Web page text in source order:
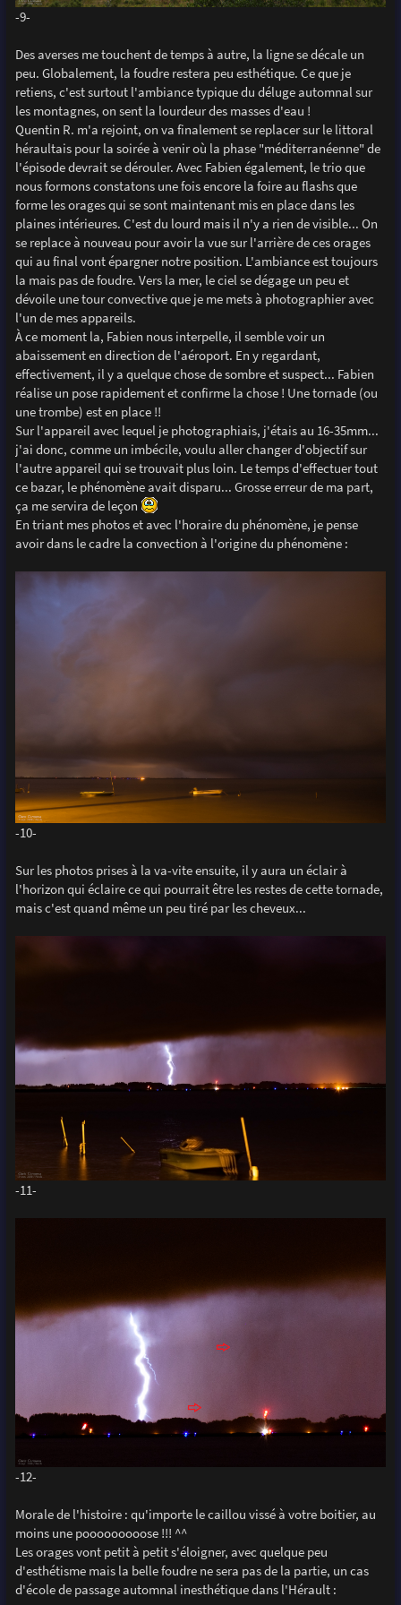
-9-
Des averses me touchent de temps à autre, la ligne se décale un
peu. Globalement, la foudre restera peu esthétique. Ce que je
retiens, c'est surtout l'ambiance typique du déluge automnal sur
les montagnes, on sent la lourdeur des masses d'eau !
Quentin R. m'a rejoint, on va finalement se replacer sur le littoral
héraultais pour la soirée à venir où la phase "méditerranéenne" de
l'épisode devrait se dérouler. Avec Fabien également, le trio que
nous formons constatons une fois encore la foire au flashs que
forme les orages qui se sont maintenant mis en place dans les
plaines intérieures. C'est du lourd mais il n'y a rien de visible... On
se replace à nouveau pour avoir la vue sur l'arrière de ces orages
qui au final vont épargner notre position. L'ambiance est toujours
la mais pas de foudre. Vers la mer, le ciel se dégage un peu et
dévoile une tour convective que je me mets à photographier avec
l'un de mes appareils.
À ce moment la, Fabien nous interpelle, il semble voir un
abaissement en direction de l'aéroport. En y regardant,
effectivement, il y a quelque chose de sombre et suspect... Fabien
réalise un pose rapidement et confirme la chose ! Une tornade (ou
une trombe) est en place !!
Sur l'appareil avec lequel je photographiais, j'étais au 16-35mm...
j'ai donc, comme un imbécile, voulu aller changer d'objectif sur
l'autre appareil qui se trouvait plus loin. Le temps d'effectuer tout
ce bazar, le phénomène avait disparu... Grosse erreur de ma part,
ça me servira de leçon
En triant mes photos et avec l'horaire du phénomène, je pense
avoir dans le cadre la convection à l'origine du phénomène :
-10-
Sur les photos prises à la va-vite ensuite, il y aura un éclair à
l'horizon qui éclaire ce qui pourrait être les restes de cette tornade,
mais c'est quand même un peu tiré par les cheveux...
-11-
-12-
Morale de l'histoire : qu'importe le caillou vissé à votre boitier, au
moins une pooooooooose !!! ^^
Les orages vont petit à petit s'éloigner, avec quelque peu
d'esthétisme mais la belle foudre ne sera pas de la partie, un cas
d'école de passage automnal inesthétique dans l'Hérault :